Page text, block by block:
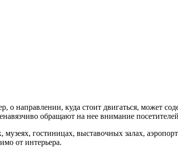
направлении, куда стоит двигаться, может
обращают на нее внимание
гостиницах, выставочных залах,
от интерьера.